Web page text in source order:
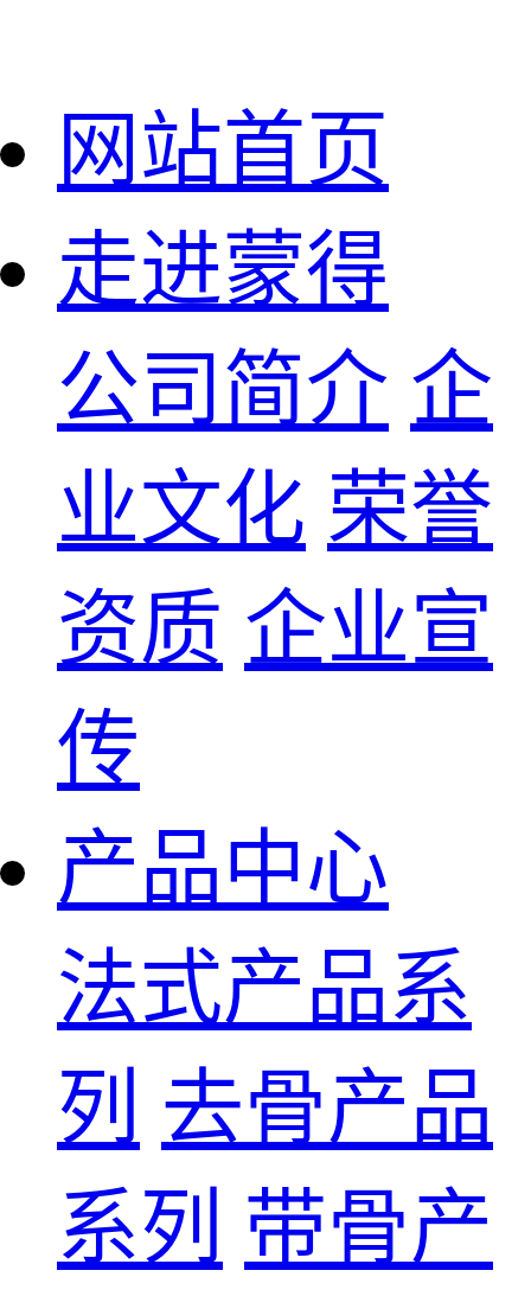
网站首页
走进蒙得
公司简介 企
业文化 荣誉
资质 企业宣
传
产品中心
法式产品系
列 去骨产品
系列 带骨产